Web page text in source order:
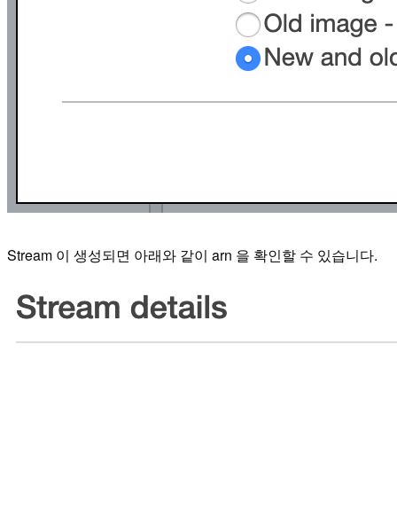
Stream 이 생성되면 아래와 같이 arn 을 확인할 수 있습니다.